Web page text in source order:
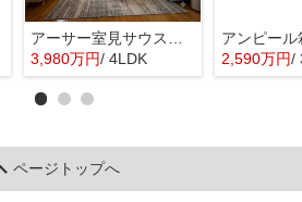
アーサー室見サウスステージ
3,980万円/ 4LDK
アンピール
2,590万円/
ページトップへ